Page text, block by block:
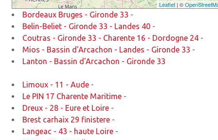
Leaflet| ©
Bordeaux Bruges - Gironde 33 -
Belin-Beliet - Gironde 33 - Landes 40 -
Coutras - Gironde 33 - Charente 16 - Dordogne 24 -
Mios - Bassin d'Arcachon - Landes - Gironde 33 -
Lanton - Bassin d'Arcachon - Gironde 33
Limoux - 11 - Aude -
Le PIN 17 Charente Maritime -
Dreux - 28 - Eure et Loire -
Brest carhaix 29 finistere -
Langeac - 43 - haute Loire -